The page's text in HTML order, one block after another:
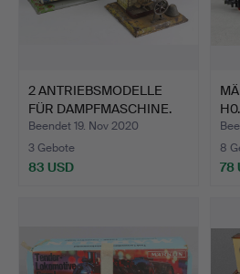
2 ANTRIEBSMODELLE
FÜR DAMPFMASCHINE.
Beendet 19. Nov 2020
3 Gebote
83 USD
H0.
8
78